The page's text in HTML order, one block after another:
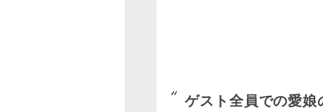
ゲスト全員での愛娘